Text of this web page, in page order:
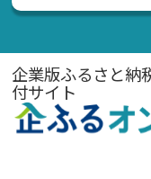
企業版ふるさと納
付サイト